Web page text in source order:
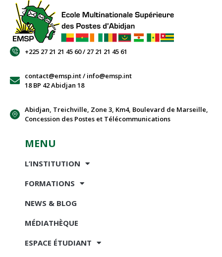
+225 27 21 21 45 60 / 27 21 21 45 61
contact@emsp.int / info@emsp.int
18 BP 42 Abidjan 18
Abidjan, Treichville, Zone 3, Km4, Boulevard de Marseille,
Concession des Postes et Télécommunications
MENU
L’INSTITUTION
FORMATIONS
NEWS & BLOG
MÉDIATHÈQUE
ESPACE ÉTUDIANT